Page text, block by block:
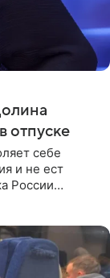
отпуске
себе
и не ест
России